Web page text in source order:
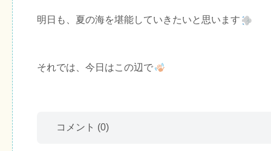
明日も、夏の海を堪能していきたいと思います
それでは、今日はこの辺で
コメント (0)